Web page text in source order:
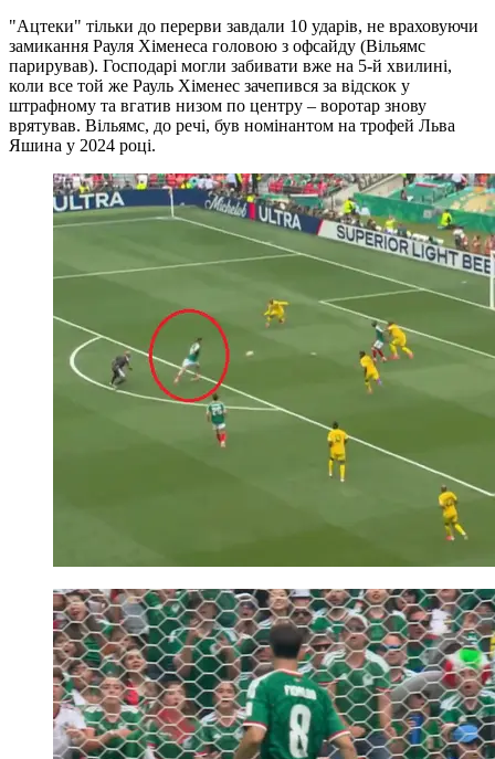
"Ацтеки" тільки до перерви завдали 10 ударів, не враховуючи
замикання Рауля Хіменеса головою з офсайду (Вільямс
парирував). Господарі могли забивати вже на 5-й хвилині,
коли все той же Рауль Хіменес зачепився за відскок у
штрафному та вгатив низом по центру – воротар знову
врятував. Вільямс, до речі, був номінантом на трофей Льва
Яшина у 2024 році.